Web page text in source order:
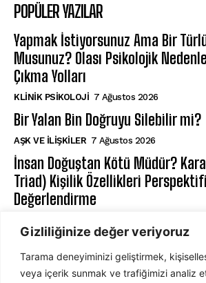
Gizliliğinize değer veriyoruz
Tarama deneyiminizi geliştirmek,
veya içerik sunmak ve trafiğimizi analiz
POPÜLER YAZILAR
Yapmak İstiyorsunuz Ama Bir
Musunuz? Olası Psikolojik
Çıkma Yolları
KLINIK PSIKOLOJI 7 Ağustos 2026
Bir Yalan Bin Doğruyu Silebilir mi?
AŞK VE İLIŞKILER 7 Ağustos 2026
İnsan Doğuştan Kötü Müdür?
Triad) Kişilik Özellikleri
Değerlendirme
ABONE OL